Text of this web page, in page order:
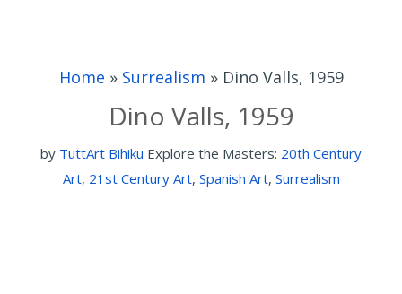
Home » Surrealism » Dino Valls, 1959
Dino Valls, 1959
by TuttArt Bihiku Explore the Masters: 20th Century
Art, 21st Century Art, Spanish Art, Surrealism